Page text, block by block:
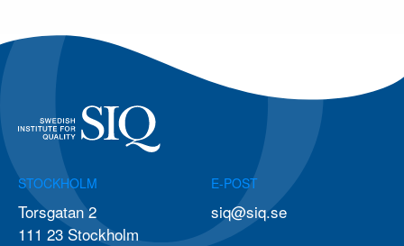
STOCKHOLM
Torsgatan 2
111 23 Stockholm
E-POST
siq@siq.se